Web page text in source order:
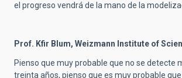
el progreso vendrá de la mano de la
Prof. Kfir Blum, Weizmann Institute of
Pienso que muy probable que no se detecte
treinta años, pienso que es muy probable